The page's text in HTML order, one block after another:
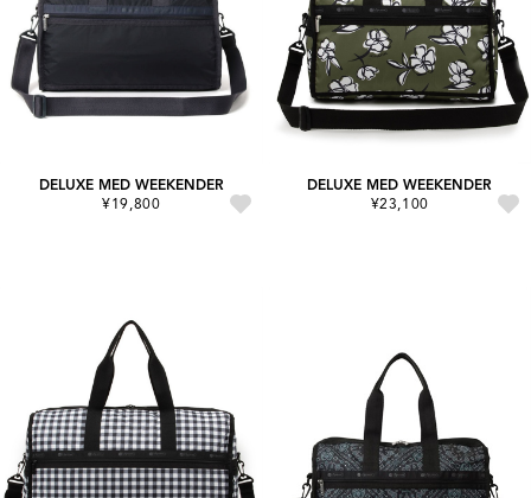
DELUXE MED WEEKENDER
¥19,800
DELUXE MED WEEKENDER
¥23,100